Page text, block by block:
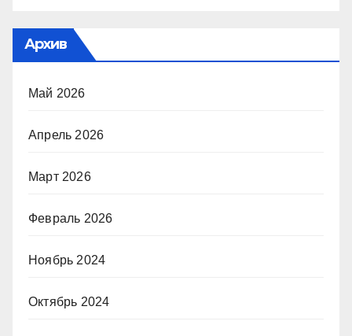
Архив
Май 2026
Апрель 2026
Март 2026
Февраль 2026
Ноябрь 2024
Октябрь 2024